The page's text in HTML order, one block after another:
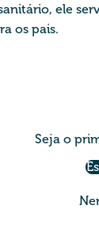
ele
os pais.
Seja o